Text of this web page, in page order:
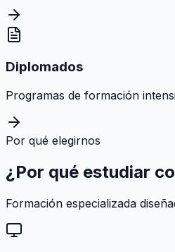
Diplomados
Programas de formación
Por qué elegirnos
¿Por qué estudiar
Formación especializada